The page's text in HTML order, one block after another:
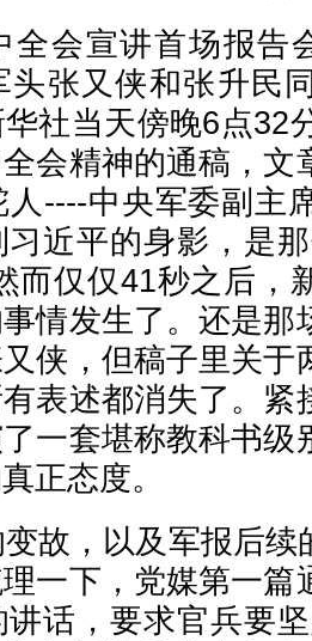
全会宣讲首场报告
头张又侠和张升民
社当天傍晚6点32
会精神的通稿，文
----中央军委副主
近平的身影，是
而仅仅41秒之后，
情发生了。还是那
侠，但稿子里关于
表述都消失了。紧
一套堪称教科书级
正态度。
故，以及军报后续
一下，党媒第一篇
话，要求官兵要